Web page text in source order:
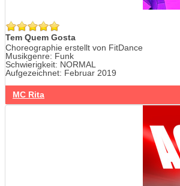
Tem Quem Gosta
Choreographie erstellt von FitDance
Musikgenre: Funk
Schwierigkeit: NORMAL
Aufgezeichnet: Februar 2019
MC Rita